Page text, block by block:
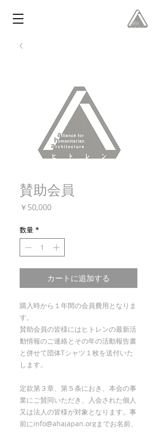
賛助会員
￥50,000価
数量 *
カートに追加する
購入時から１年間の会員費用となりま
す。
賛助会員の皆様にはヒトレンの最新活
動情報のご連絡とその年の活動報告書
と併せて団体Tシャツ１枚を送付いた
します。
定款第３章、第５条におき、本会の事
業にご賛同いただき、入会された個人
又は法人の皆様が対象となります。事
前にinfo@ahajapan.orgまでお名前、